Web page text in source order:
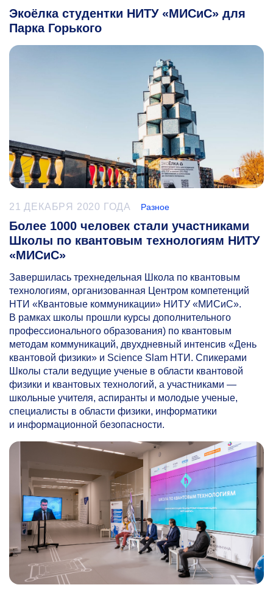
Экоёлка студентки НИТУ «МИСиС» для
Парка Горького
21 ДЕКАБРЯ 2020 ГОДА Разное
Более 1000 человек стали участниками
Школы по квантовым технологиям НИТУ
«МИСиС»
Завершилась трехнедельная Школа по квантовым
технологиям, организованная Центром компетенций
НТИ «Квантовые коммуникации» НИТУ «МИСиС».
В рамках школы прошли курсы дополнительного
профессионального образования) по квантовым
методам коммуникаций, двухдневный интенсив «День
квантовой физики» и Science Slam НТИ. Спикерами
Школы стали ведущие ученые в области квантовой
физики и квантовых технологий, а участниками —
школьные учителя, аспиранты и молодые ученые,
специалисты в области физики, информатики
и информационной безопасности.